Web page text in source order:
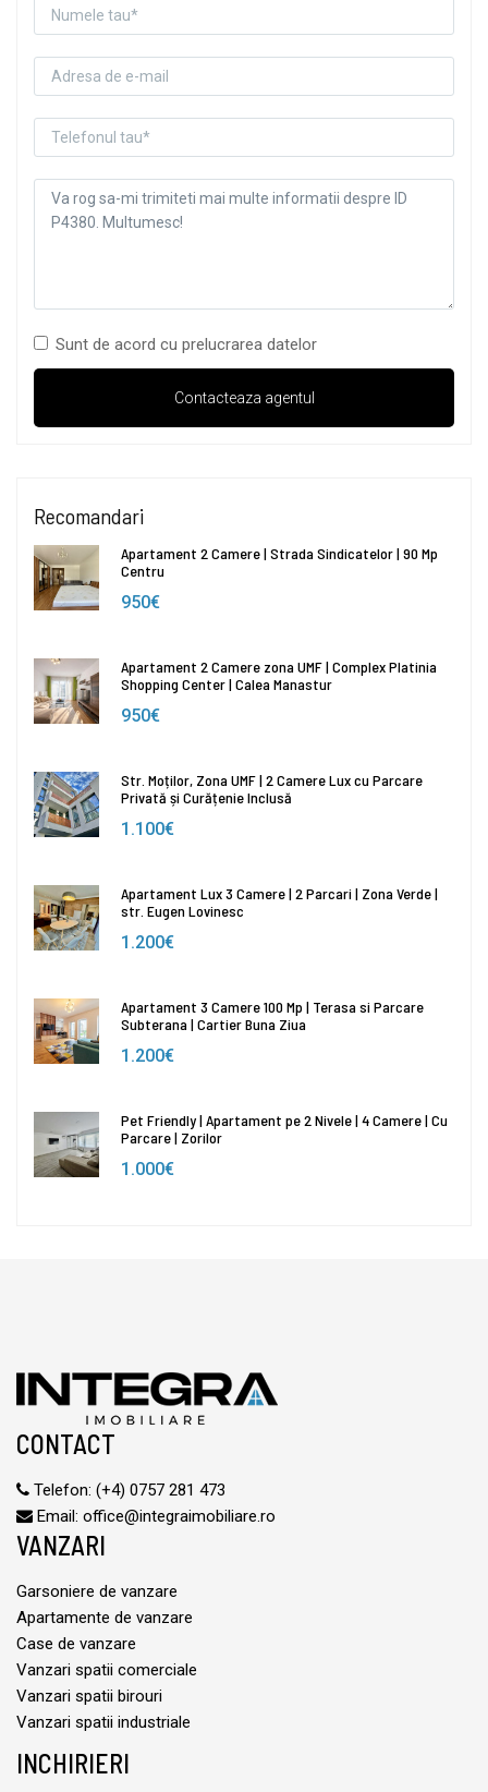
Sunt de acord cu prelucrarea datelor
Recomandari
Apartament 2 Camere | Strada Sindicatelor | 90 Mp
Centru
950€
Apartament 2 Camere zona UMF | Complex Platinia
Shopping Center | Calea Manastur
950€
Str. Moților, Zona UMF | 2 Camere Lux cu Parcare
Privată și Curățenie Inclusă
1.100€
Apartament Lux 3 Camere | 2 Parcari | Zona Verde |
str. Eugen Lovinesc
1.200€
Apartament 3 Camere 100 Mp | Terasa si Parcare
Subterana | Cartier Buna Ziua
1.200€
Pet Friendly | Apartament pe 2 Nivele | 4 Camere | Cu
Parcare | Zorilor
1.000€
CONTACT
Telefon: (+4) 0757 281 473
Email: office@integraimobiliare.ro
VANZARI
Garsoniere de vanzare
Apartamente de vanzare
Case de vanzare
Vanzari spatii comerciale
Vanzari spatii birouri
Vanzari spatii industriale
INCHIRIERI